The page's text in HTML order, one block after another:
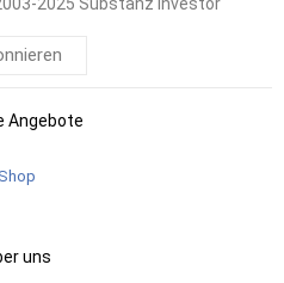
2025 Substanz Investor
Angebote
Shop
uns